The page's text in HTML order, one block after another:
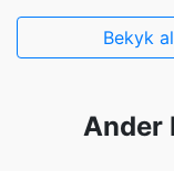
Bekyk
Ander